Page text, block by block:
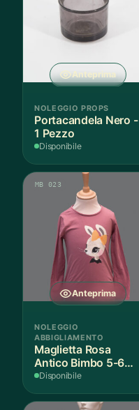
Anteprima
NOLEGGIO PROPS
Portacandela Nero -
1 Pezzo
Disponibile
Anteprima
MB 023
NOLEGGIO
ABBIGLIAMENTO
Maglietta Rosa
Antico Bimbo 5-6
Anni Cotone - 1
Disponibile